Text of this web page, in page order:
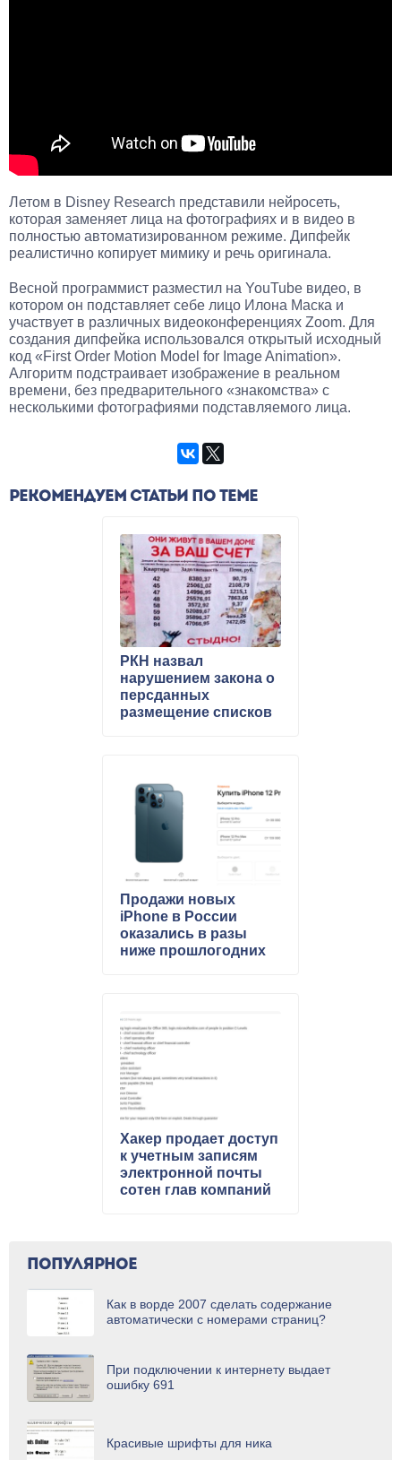
Летом в Disney Research представили нейросеть,
которая заменяет лица на фотографиях и в видео в
полностью автоматизированном режиме. Дипфейк
реалистично копирует мимику и речь оригинала.
Весной программист разместил на YouTube видео, в
котором он подставляет себе лицо Илона Маска и
участвует в различных видеоконференциях Zoom. Для
создания дипфейка использовался открытый исходный
код «First Order Motion Model for Image Animation».
Алгоритм подстраивает изображение в реальном
времени, без предварительного «знакомства» с
несколькими фотографиями подставляемого лица.
РЕКОМЕНДУЕМ СТАТЬИ ПО ТЕМЕ
РКН назвал
нарушением закона о
персданных
размещение списков
Продажи новых
iPhone в России
оказались в разы
ниже прошлогодних
Хакер продает доступ
к учетным записям
электронной почты
сотен глав компаний
ПОПУЛЯРНОЕ
Как в ворде 2007 сделать содержание
автоматически с номерами страниц?
При подключении к интернету выдает
ошибку 691
Красивые шрифты для ника